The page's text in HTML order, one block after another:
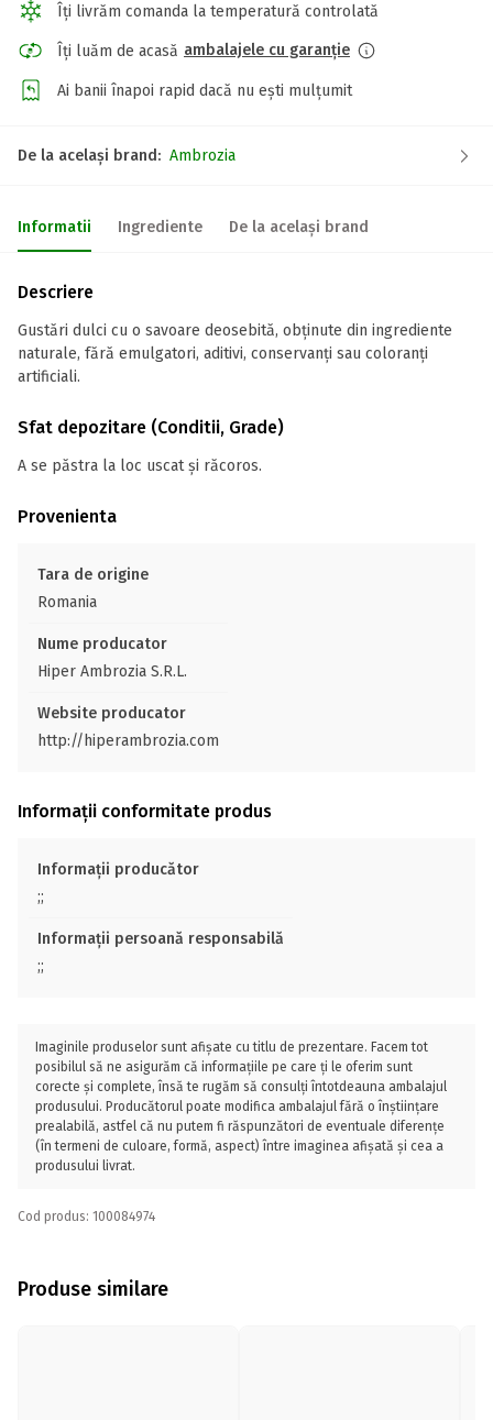
Îți livrăm comanda la temperatură controlată
Îți luăm de acasă ambalajele cu garanție
Ai banii înapoi rapid dacă nu ești mulțumit
De la același brand: Ambrozia
Informatii Ingrediente De la același brand
Descriere
Gustări dulci cu o savoare deosebită, obținute din ingrediente
naturale, fără emulgatori, aditivi, conservanți sau coloranți
artificiali.
Sfat depozitare (Conditii, Grade)
A se păstra la loc uscat și răcoros.
Provenienta
Tara de origine
Romania
Nume producator
Hiper Ambrozia S.R.L.
Website producator
http://hiperambrozia.com
Informații conformitate produs
Informații producător
;;
Informații persoană responsabilă
;;
Imaginile produselor sunt afișate cu titlu de prezentare. Facem tot
posibilul să ne asigurăm că informațiile pe care ți le oferim sunt
corecte și complete, însă te rugăm să consulți întotdeauna ambalajul
produsului. Producătorul poate modifica ambalajul fără o înștiințare
prealabilă, astfel că nu putem fi răspunzători de eventuale diferențe
(în termeni de culoare, formă, aspect) între imaginea afișată și cea a
produsului livrat.
Cod produs: 100084974
Produse similare